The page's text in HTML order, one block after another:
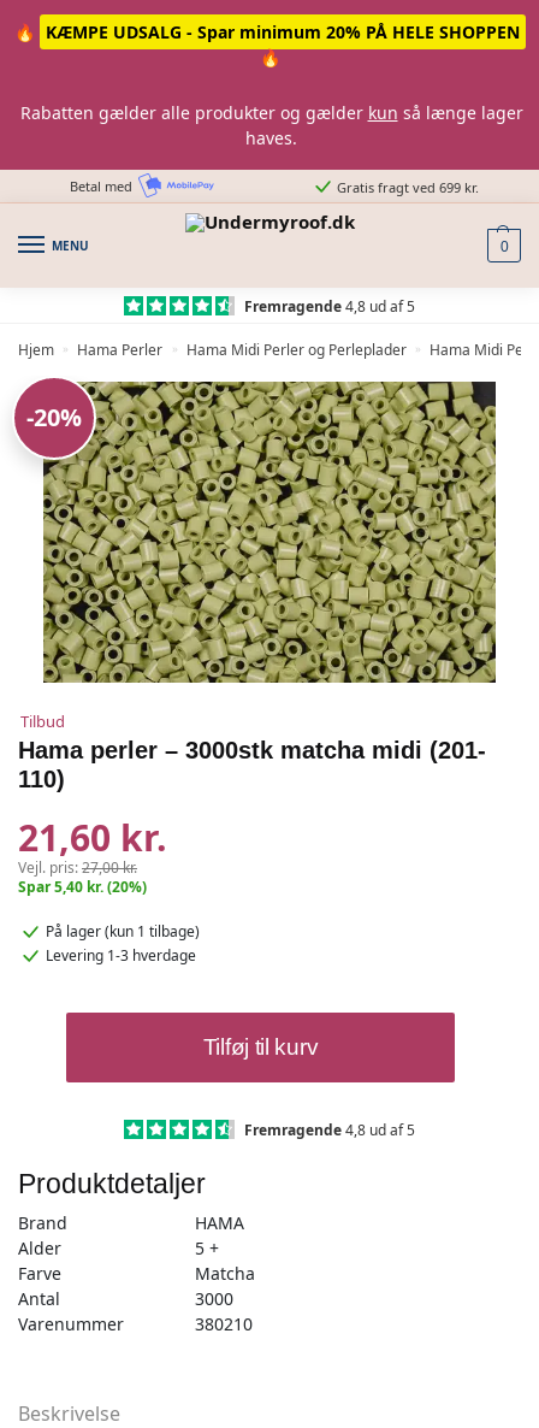
🔥
KÆMPE UDSALG - Spar minimum 20% PÅ HELE SHOPPEN
🔥
Rabatten gælder alle produkter og gælder kun så længe lager
haves.
Betal med Gratis fragt ved 699 kr.
MENU 0
Fremragende4,8 ud af 5
Hjem » Hama Perler » Hama Midi Perler og Perleplader » Hama Midi
-20%
Tilbud
Hama perler – 3000stk matcha midi (201-
110)
21,60 kr.
Vejl. pris:27,00 kr.
Spar 5,40 kr. (20%)
På lager(kun 1 tilbage)
Levering 1-3 hverdage
(201-
antal
Tilføj til kurv
Fremragende4,8 ud af 5
Produktdetaljer
Brand
HAMA
Alder
5 +
Farve
Matcha
Antal
3000
Varenummer
380210
Beskrivelse